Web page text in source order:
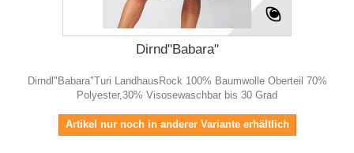
Dirnd"Babara"
Dirndl"Babara"Turi LandhausRock 100% Baumwolle Oberteil 70%
Polyester,30% Visosewaschbar bis 30 Grad
Artikel nur noch in anderer Variante erhältlich